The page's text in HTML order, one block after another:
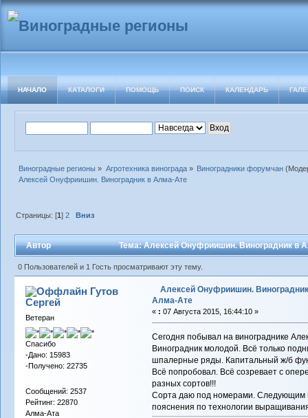
НАЧАЛО КАТАЛОГИ ПОМОЩЬ ПОИСК КАЛЕНДАРЬ
Виноградные регионы » Агротехника винограда» Виноградники форумчан
Алексей Онуфриишин. Виноградник в Алма-Ате
Страницы: [1]2 Вниз
Автор Тема: Алексей Онуфриишин. Виноградник в
0 Пользователей и 1 Гость просматривают эту тему.
Гутов
Сергей
Ветеран
Спасибо
-Дано: 15983
-Получено: 22735
Сообщений: 2537
Рейтинг: 22870
Алма-Ата
Алексей Онуфриишин.
Алма-Ате
« : 07 Августа 2015, 16:44:10 »
Сегодня побывал на винограднике
Виноградник молодой. Всё только
шпалерные ряды. Капитальный ж/б
Всё попробовал. Всё созревает с
разных сортов!!!
Сорта даю под номерами. Следующим
пояснения по технологии